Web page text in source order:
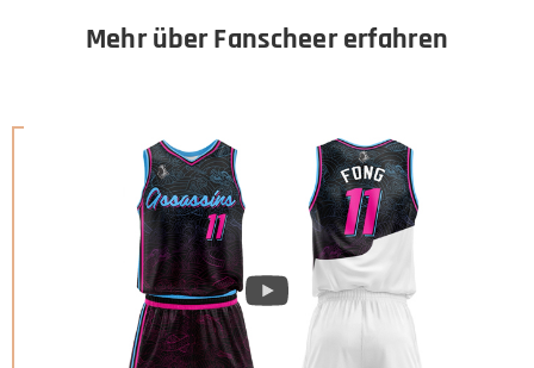
Mehr über Fanscheer erfahren